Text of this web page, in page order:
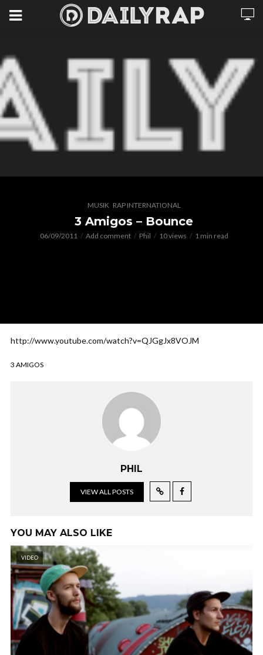
MUSIK RAP INTERNATIONAL
3 Amigos – Bounce
06/09/2011 Add comment Phil 10 views 1 min read
http://www.youtube.com/watch?v=QJGgJx8VOJM
3 AMIGOS
PHIL
VIEW ALL POSTS
YOU MAY ALSO LIKE
VIDEO